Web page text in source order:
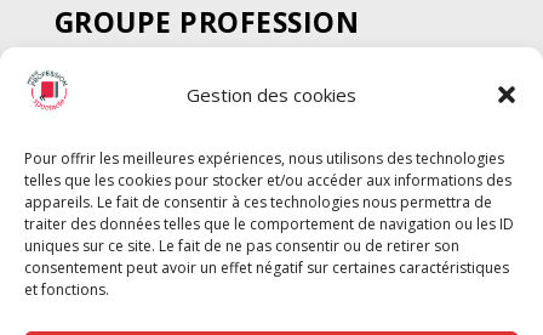
Gestion des cookies
Pour offrir les meilleures expériences, nous utilisons des technologies
telles que les cookies pour stocker et/ou accéder aux informations des
appareils. Le fait de consentir à ces technologies nous permettra de
traiter des données telles que le comportement de navigation ou les ID
uniques sur ce site. Le fait de ne pas consentir ou de retirer son
consentement peut avoir un effet négatif sur certaines caractéristiques
et fonctions.
GROUPE PROFESSION
SPECTACLE
Chèque Intermittents
Chèque Compta
Chèque Emploi Spectacle
G-Pods
Profession Audio-visuel